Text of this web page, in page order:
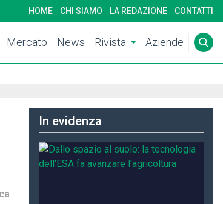
HOME CHI SIAMO LA REDAZIONE CONTATTI
Mercato News Rivista Aziende
In evidenza